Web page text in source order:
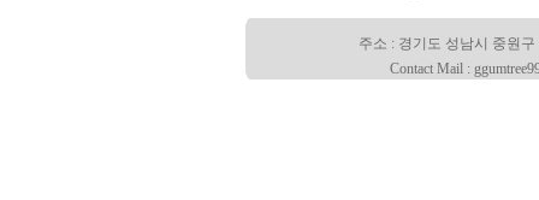
주소 : 경기도 성남시 중원
Contact Mail :